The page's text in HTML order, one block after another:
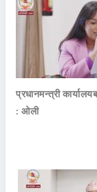
प्रधानमन्त्री
: ओली